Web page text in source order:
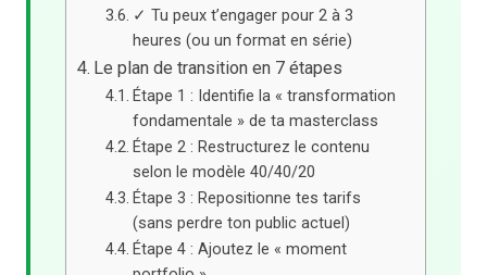
✓ Tu peux t’engager pour 2 à 3
heures (ou un format en série)
Le plan de transition en 7 étapes
Étape 1 : Identifie la « transformation
fondamentale » de ta masterclass
Étape 2 : Restructurez le contenu
selon le modèle 40/40/20
Étape 3 : Repositionne tes tarifs
(sans perdre ton public actuel)
Étape 4 : Ajoutez le « moment